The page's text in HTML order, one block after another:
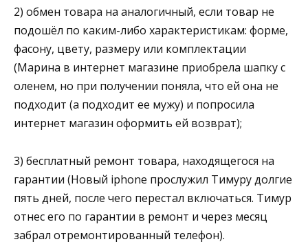
2) обмен товара на аналогичный, если товар не
подошёл по каким-либо характеристикам: форме,
фасону, цвету, размеру или комплектации
(Марина в интернет магазине приобрела шапку с
оленем, но при получении поняла, что ей она не
подходит (а подходит ее мужу) и попросила
интернет магазин оформить ей возврат);
3) бесплатный ремонт товара, находящегося на
гарантии (Новый iphone прослужил Тимуру долгие
пять дней, после чего перестал включаться. Тимур
отнес его по гарантии в ремонт и через месяц
забрал отремонтированный телефон).